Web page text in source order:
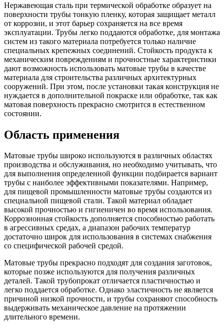
Нержавеющая сталь при термической обработке образует на
поверхности трубы тонкую пленку, которая защищает металл
от коррозии, и этот барьер сохраняется на все время
эксплуатации. Трубы легко поддаются обработке, для монтажа
систем из такого материала потребуется только наличие
специальных крепежных соединений. Стойкость продукта к
механическим повреждениям и прочностные характеристики
дают возможность использовать матовые трубы в качестве
материала для строительства различных архитектурных
сооружений. При этом, после установки такая конструкция не
нуждается в дополнительной покраске или обработке, так как
матовая поверхность прекрасно смотрится в естественном
состоянии.
Область применения
Матовые трубы широко используются в различных областях
производства и обслуживания, но необходимо учитывать, что
для выполнения определенной функции подбирается вариант
трубы с наиболее эффективными показателями. Например,
для пищевой промышленности матовые трубы создаются из
специальной пищевой стали. Такой материал обладает
высокой прочностью и гигиеничен во время использования.
Коррозионная стойкость дополняется способностью работать
в агрессивных средах, а диапазон рабочих температур
достаточно широк для использования в системах снабжения
со специфической рабочей средой.
Матовые трубы прекрасно подходят для создания заготовок,
которые позже используются для получения различных
деталей. Такой трубопрокат отличается пластичностью и
легко поддается обработке. Однако эластичность не является
причиной низкой прочности, и трубы сохраняют способность
выдерживать механическое давление на протяжении
длительного времени.